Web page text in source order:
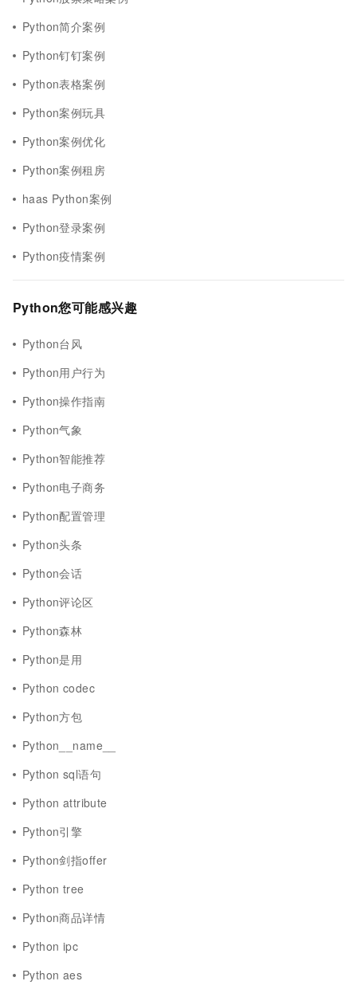
Python简介案例
Python钉钉案例
Python表格案例
Python案例玩具
Python案例优化
Python案例租房
haas Python案例
Python登录案例
Python疫情案例
Python您可能感兴趣
Python台风
Python用户行为
Python操作指南
Python气象
Python智能推荐
Python电子商务
Python配置管理
Python头条
Python会话
Python评论区
Python森林
Python是用
Python codec
Python方包
Python__name__
Python sql语句
Python attribute
Python引擎
Python剑指offer
Python tree
Python商品详情
Python ipc
Python aes